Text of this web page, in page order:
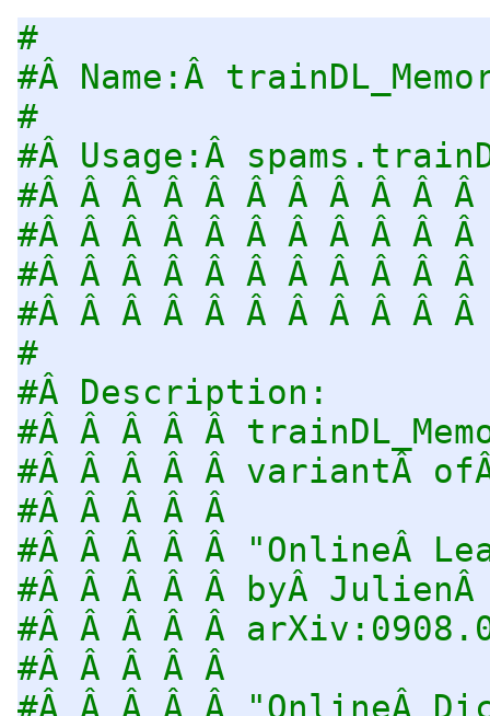
#
#Â Name:Â
#
#Â Usage:Â
#Â Â Â Â Â Â Â Â Â Â Â
#Â Â Â Â Â Â Â Â Â Â Â
#Â Â Â Â Â Â Â Â Â Â
#Â Â Â Â Â Â Â Â Â Â
#
#Â Description:
#Â Â Â Â Â
#Â Â Â Â Â variantÂ
#Â Â Â Â Â
#Â Â Â Â Â "OnlineÂ
#Â Â Â Â Â byÂ JulienÂ
#Â Â Â Â Â
#Â Â Â Â Â
#Â Â Â Â Â "OnlineÂ